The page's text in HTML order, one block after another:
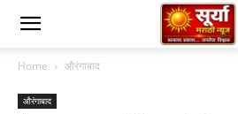
Home औरंगाबाद
औरंगाबाद